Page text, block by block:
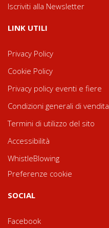
Iscriviti alla Newsletter
LINK UTILI
Privacy Policy
Cookie Policy
Privacy policy eventi e fiere
Condizioni generali di vendita
Termini di utilizzo del sito
Accessibilità
WhistleBlowing
Preferenze cookie
SOCIAL
Facebook